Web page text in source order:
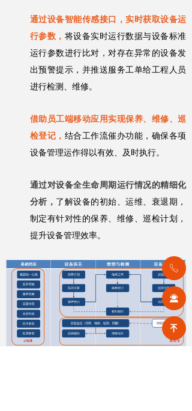
通过设备智能传感接口，实时获取设备运
行参数， 将设备实时运行数据与设备标准
运行参数进行比对，对存在异常的设备发
出预警提示，并推送服务工单给工程人员
进行检测、维修。
借助员工端移动应用实现保养、维修、巡
检登记， 结合工作流催办功能，确保各项
设备管理运作得以有效、及时执行。
通过对设备全生命周期运行情况的精细化
分析， 了解设备的初始、运维、衰退期，
制定有针对性的保养、维修、巡检计划，
提升设备管理效率。
녠
끤
ꂅ